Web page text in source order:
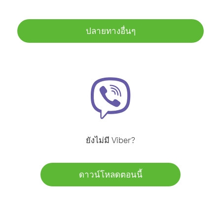
ปลายทางอื่นๆ
ยังไม่มี Viber?
ดาวน์โหลดตอนนี้